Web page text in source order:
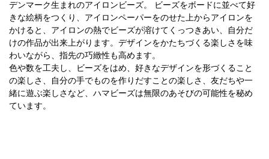
デンマーク生まれのアイロンビーズ。 ビーズをボードに並べて好
きな絵柄をつくり、アイロンペーパーをのせた上からアイロンを
かけると、アイロンの熱でビーズが溶けてくっつきあい、自分だ
けの作品が出来上がります。デザインをかたちづくる楽しさを味
わいながら、指先の巧緻性も高めます。
色や数を工夫し、ビーズをはめ、好きなデザインを形づくること
の楽しさ、自分の手でものを作りだすことの楽しさ、友だちや一
緒に遊ぶ楽しさなど、ハマビーズは無限のあそびの可能性を秘め
ています。